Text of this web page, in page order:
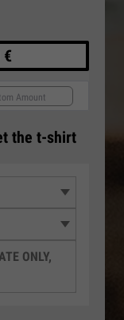
€
the t-shirt
ONLY,